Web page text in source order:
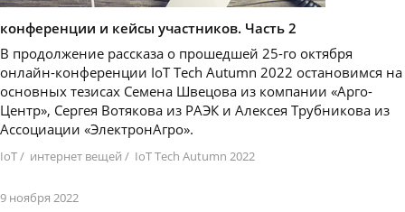
конференции и кейсы участников. Часть 2
В продолжение рассказа о прошедшей 25-го октября
онлайн-конференции IoT Tech Autumn 2022 остановимся на
основных тезисах Семена Швецова из компании «Арго-
Центр», Сергея Вотякова из РАЭК и Алексея Трубникова из
Ассоциации «ЭлектронАгро».
IoT/ интернет вещей / IoT Tech Autumn 2022
9 ноября 2022